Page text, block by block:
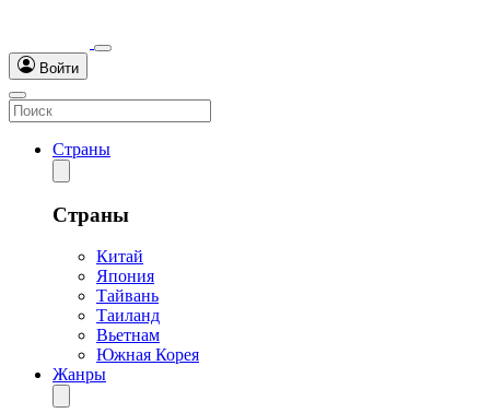
Войти
Страны
Страны
Китай
Япония
Тайвань
Таиланд
Вьетнам
Южная Корея
Жанры